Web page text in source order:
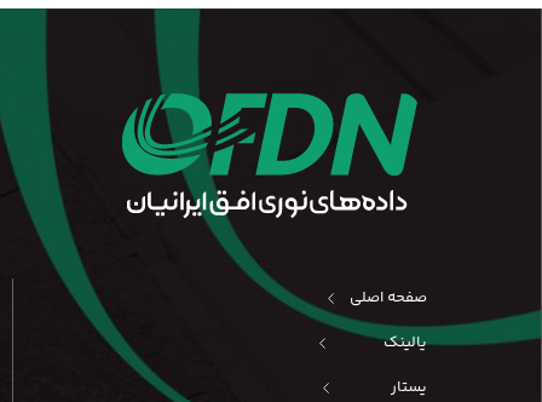
صفحه اصلی
یالینک
یستار